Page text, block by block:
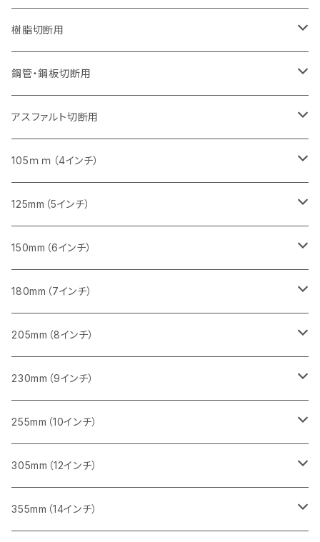
セグメント（特殊凸凹加工チップ）
セグメントタイプ（一般道路カッター用
セグメントタイプ
セグメントタイプ（一般道路カッター用
405mm（16インチ）
セグメントタイプ
セグメントタイプ（一般道路カッター用
455mm（18インチ）
セグメント（一般道路カッター用
埋設鋳鉄管工事対応タイプ
セグメントタイプ
埋設鋳鉄管工事対応タイプ
405mm（16インチ）
セグメントタイプ
埋設鋳鉄管工事対応タイプ
ウェーブタイプ
セグメントタイプ
セグメントタイプ（一般道路カッター用
305mm（12インチ）
セグメント
セグメント（特殊凸凹加工チップ）
355mm（14インチ）
セグメント
セグメント（特殊凸凹加工チップ）
405mm（16インチ）
セグメント
セグメント（一般道路カッター用
473mm（18インチ）
セグメント（一般道路カッター用
セグメントタイプ
230mm（9インチ）
セグメントタイプ
255mm（10インチ）
セグメントタイプ
305mm（12インチ）
セグメント
セグメント（特殊凸凹加工チップ）
355mm（14インチ）
セグメント
セグメント（特殊凸凹加工チップ）
405mm（16インチ）
セグメントタイプ
305mm（12インチ）
砥石（補強綱入り）
355mm（14インチ）
砥石（補強綱入り）
樹脂切断用
305mm（12インチ）
砥石（補強綱入り）
355mm（14インチ）
砥石（補強綱入り）
鋼管・鋼板切断用
305mm（12インチ）
砥石（補強綱入り）
355mm（14インチ）
砥石（補強綱入り）
アスファルト切断用
255ｍｍ（10インチ）
一般道路カッター用
305ｍｍ（12インチ）
一般道路カッター用
355ｍｍ（14インチ）
一般道路カッター用
405mm（16インチ）
一般道路カッター用
455ｍｍ（18インチ）
一般道路カッター用
105ｍｍ（4インチ）
タイル切断用
みかげ石（御影石）切断用
コンクリート切断用
ブロック切断用
レンガ切断用
インターロッキング切断用
鋳鉄管切断用
ヒューム管・U字溝切断用
125mm（5インチ）
タイル切断用
みかげ石（御影石）切断用
コンクリート切断用
ブロック切断用
レンガ切断用
インターロッキング切断用
鋳鉄管切断用
150mm（6インチ）
みかげ石（御影石）切断用
コンクリート切断用
ブロック切断用
レンガ切断用
インターロッキング切断用
鋳鉄管切断用
180mm（7インチ）
みかげ石（御影石）切断用
コンクリート切断用
ブロック切断用
レンガ切断用
インターロッキング切断用
205mm（8インチ）
みかげ石（御影石）切断用
コンクリート切断用
ブロック切断用
レンガ切断用
230mm（9インチ）
みかげ石（御影石）切断用
コンクリート切断用
ブロック切断用
255mm（10インチ）
コンクリート切断用
一般道路カッター用
ブロック切断用
305mm（12インチ）
みかげ石（御影石）切断用
355mm（14インチ）